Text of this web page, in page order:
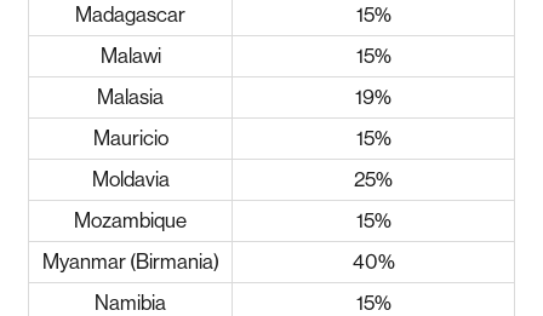
Madagascar
15%
Malawi
15%
Malasia
19%
Mauricio
15%
Moldavia
25%
Mozambique
15%
Myanmar (Birmania)
40%
Namibia
15%